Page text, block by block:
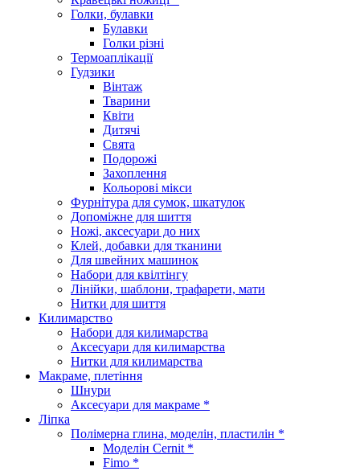
Голки, булавки
Булавки
Голки різні
Термоаплікації
Гудзики
Вінтаж
Тварини
Квіти
Дитячі
Свята
Подорожі
Захоплення
Кольорові мікси
Фурнітура для сумок, шкатулок
Допоміжне для шиття
Ножі, аксесуари до них
Клей, добавки для тканини
Для швейних машинок
Набори для квілтінгу
Лінійки, шаблони, трафарети, мати
Нитки для шиття
Килимарство
Набори для килимарства
Аксесуари для килимарства
Нитки для килимарства
Макраме, плетіння
Шнури
Аксесуари для макраме *
Ліпка
Полімерна глина, моделін, пластилін *
Моделін Cernit *
Fimo *